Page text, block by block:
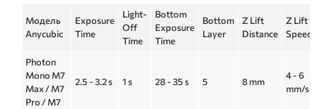
Модель
Anycubic
Exposure
Time
Light-
Off
Time
Bottom
Exposure
Time
Bottom
Layer
Z Lift
Distance
Z Lift
Speed
Photon
Mono M7
Max / M7
Pro / M7
2.5 - 3.2 s 1 s 28 - 35 s 5 8 mm
4 - 6
mm/s